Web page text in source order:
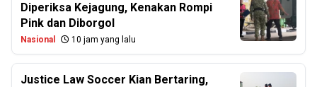
Diperiksa Kejagung, Kenakan Rompi
Pink dan Diborgol
Nasional 10 jam yang lalu
Justice Law Soccer Kian Bertaring,